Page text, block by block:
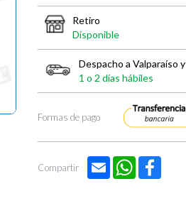
Retiro
Disponible
Despacho a Valparaíso
1 o 2 días hábiles
Formas de pago
Compartir Email WhatsApp